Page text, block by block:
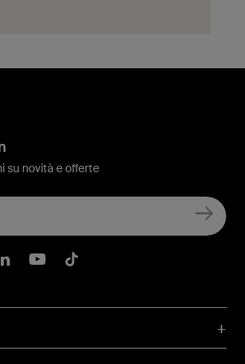
su novità e offerte
Facebook
Instagram
Belkin LinkedIn
Belkin Youtube
Belkin TikTok